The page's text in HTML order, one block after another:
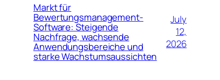
Markt für
Bewertungsmanagement-
Software: Steigende
Nachfrage, wachsende
Anwendungsbereiche und
starke Wachstumsaussichten
July
12,
2026